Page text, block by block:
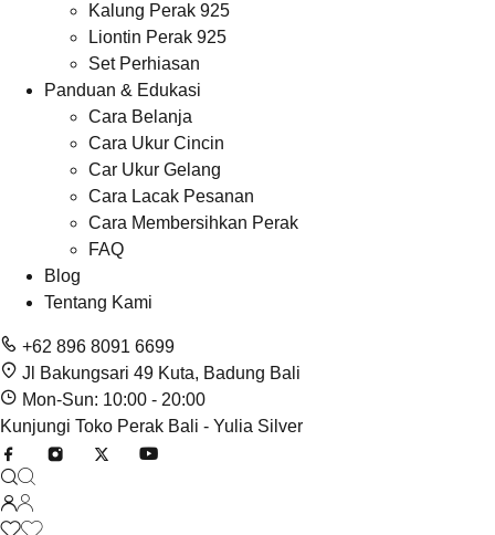
Kalung Perak 925
Liontin Perak 925
Set Perhiasan
Panduan & Edukasi
Cara Belanja
Cara Ukur Cincin
Car Ukur Gelang
Cara Lacak Pesanan
Cara Membersihkan Perak
FAQ
Blog
Tentang Kami
+62 896 8091 6699
Jl Bakungsari 49 Kuta, Badung Bali
Mon-Sun: 10:00 - 20:00
Kunjungi Toko Perak Bali - Yulia Silver